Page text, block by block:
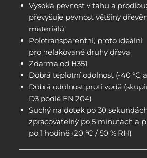
Vysoká pevnost v tahu a
převyšuje pevnost většiny
materiálů
Polotransparentní, proto ideální
pro nelakované druhy dřeva
Zdarma od H351
Dobrá teplotní odolnost (-40 °C
Dobrá odolnost proti vodě
D3 podle EN 204)
Suchý na dotek po 30
zpracovatelný po 5 minutách a
po 1 hodině (20 °C / 50 % RH)